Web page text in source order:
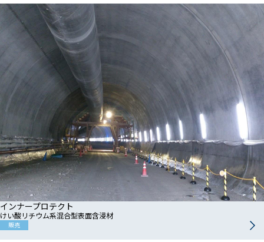
インナープロテクト
けい酸リチウム系混合型表面含浸材
販売